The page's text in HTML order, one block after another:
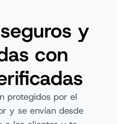
y
con
protegidos por el
y se envían desde